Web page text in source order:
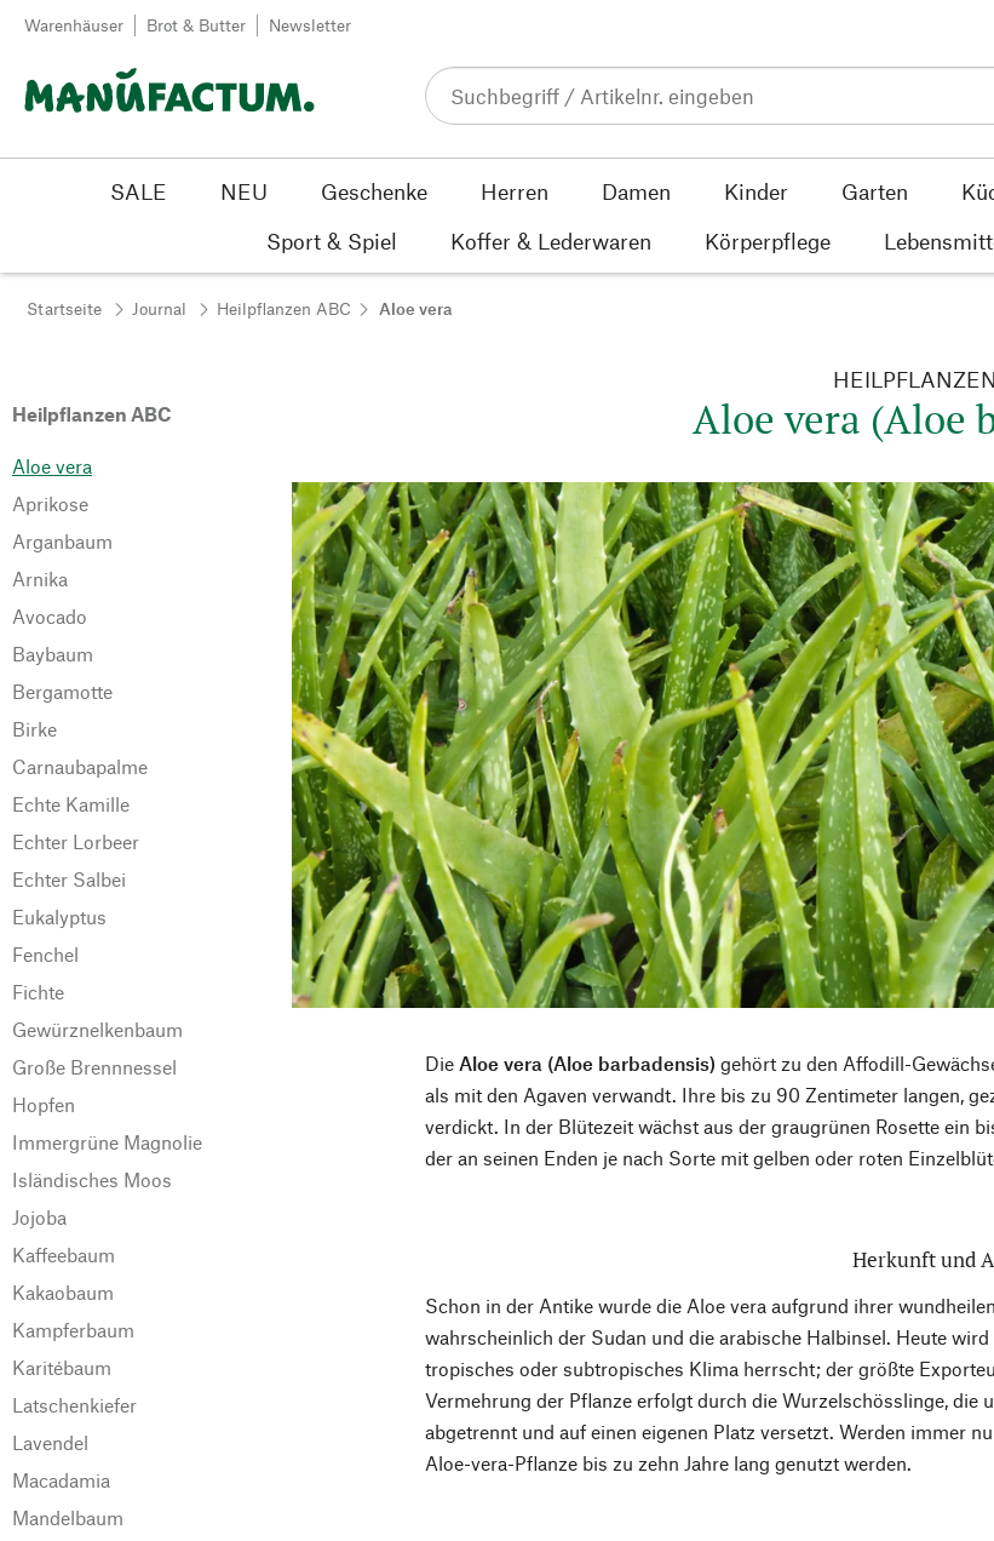
Zum Inhalt springen
Warenhäuser Brot & Butter Newsletter
SALE NEU Geschenke Herren Damen Kinder Garten
Sport & Spiel
Koffer & Lederwaren Körperpflege
Startseite Journal Heilpflanzen ABC Aloe vera
Heilpflanzen ABC
Aloe vera
Aprikose
Arganbaum
Arnika
Avocado
Baybaum
Bergamotte
Birke
Carnaubapalme
Echte Kamille
Echter Lorbeer
Echter Salbei
Eukalyptus
Fenchel
Fichte
Gewürznelkenbaum
Große Brennnessel
Hopfen
Immergrüne Magnolie
Isländisches Moos
Jojoba
Kaffeebaum
Kakaobaum
Kampferbaum
Karitébaum
Latschenkiefer
Lavendel
Macadamia
Mandelbaum
Aloe vera (Aloe
Die Aloe vera (Aloe barbadensis) gehört zu den Affodill-
als mit den Agaven verwandt. Ihre bis zu 90 Zentimeter langen,
verdickt. In der Blütezeit wächst aus der graugrünen Rosette ein
der an seinen Enden je nach Sorte mit gelben oder roten
Herkunft und
Schon in der Antike wurde die Aloe vera aufgrund ihrer
wahrscheinlich der Sudan und die arabische Halbinsel. Heute
tropisches oder subtropisches Klima herrscht; der größte
Vermehrung der Pflanze erfolgt durch die Wurzelschösslinge, die
abgetrennt und auf einen eigenen Platz versetzt. Werden immer
Aloe-vera-Pflanze bis zu zehn Jahre lang genutzt werden.